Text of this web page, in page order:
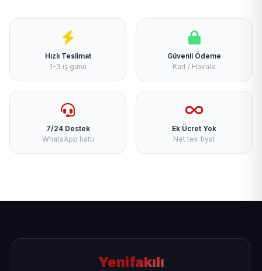
Hızlı Teslimat
1-3 iş günü
Güvenli Ödeme
Kart / Havale
7/24 Destek
WhatsApp hattı
Ek Ücret Yok
Net tek fiyat
Yenifakılı